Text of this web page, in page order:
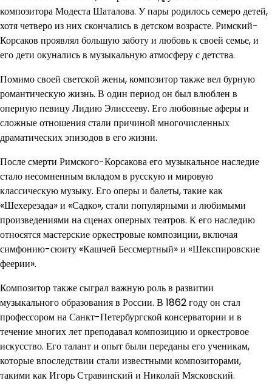
композитора Модеста Шаталова. У пары родилось семеро детей,
хотя четверо из них скончались в детском возрасте. Римский-
Корсаков проявлял большую заботу и любовь к своей семье, и
его дети окунались в музыкальную атмосферу с детства.
Помимо своей светской жены, композитор также вел бурную
романтическую жизнь. В один период он был влюблен в
оперную певицу Лидию Элиссееву. Его любовные аферы и
сложные отношения стали причиной многочисленных
драматических эпизодов в его жизни.
После смерти Римского-Корсакова его музыкальное наследие
стало несомненным вкладом в русскую и мировую
классическую музыку. Его оперы и балеты, такие как
«Шехерезада» и «Садко», стали популярными и любимыми
произведениями на сценах оперных театров. К его наследию
относятся мастерские оркестровые композиции, включая
симфонию-сюиту «Кашчей Бессмертный» и «Шекспировские
феерии».
Композитор также сыграл важную роль в развитии
музыкального образования в России. В 1862 году он стал
профессором на Санкт-Петербургской консерватории и в
течение многих лет преподавал композицию и оркестровое
искусство. Его талант и опыт были переданы его ученикам,
которые впоследствии стали известными композиторами,
такими как Игорь Стравинский и Николай Мясковский.